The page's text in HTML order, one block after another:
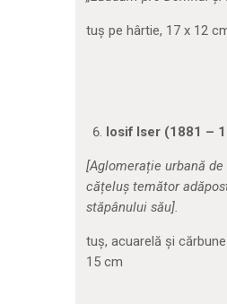
tuș pe hârtie, 17 x 12
Iosif Iser (1881 –
[Aglomerație urbană de
cățeluș temător
stăpânului său].
tuș, acuarelă și
15 cm